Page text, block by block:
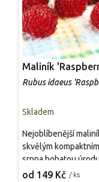
Maliník
Rubus idaeus
Skladem
od 149 Kč / ks
Nejoblíbenější
skvělým
srpna bohatou
Pevné vzpřímené